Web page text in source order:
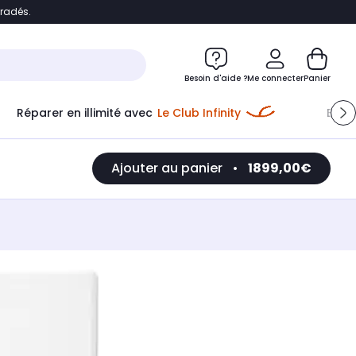
Accéder directement au chatbot
Besoin d'aide ?Me connecterPanier
Réparer en illimité avec Le Club Infinity
Ajouter au panier • 1899,00€